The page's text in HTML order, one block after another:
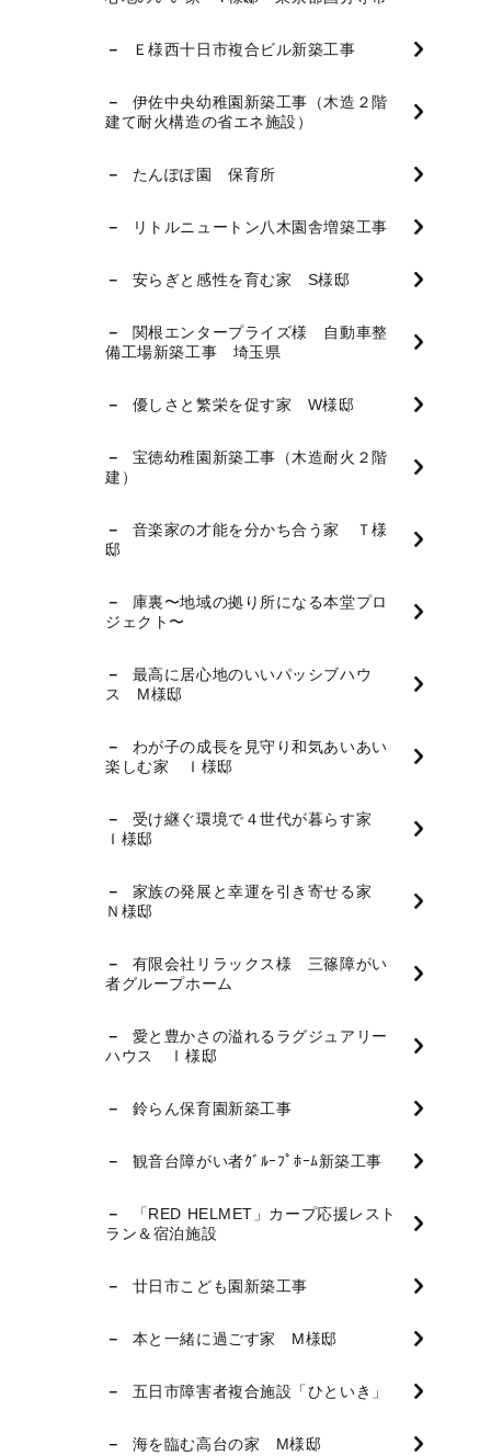
Ｅ様西十日市複合ビル新築工事
伊佐中央幼稚園新築工事（木造２階
建て耐火構造の省エネ施設）
たんぽぽ園 保育所
リトルニュートン八木園舎増築工事
安らぎと感性を育む家 S様邸
関根エンタープライズ様 自動車整
備工場新築工事 埼玉県
優しさと繁栄を促す家 W様邸
宝徳幼稚園新築工事（木造耐火２階
建）
音楽家の才能を分かち合う家 Ｔ様
邸
庫裏〜地域の拠り所になる本堂プロ
ジェクト〜
最高に居心地のいいパッシブハウ
ス M様邸
わが子の成長を見守り和気あいあい
楽しむ家 Ｉ様邸
受け継ぐ環境で４世代が暮らす家
Ｉ様邸
家族の発展と幸運を引き寄せる家
Ｎ様邸
有限会社リラックス様 三篠障がい
者グループホーム
愛と豊かさの溢れるラグジュアリー
ハウス Ⅰ様邸
鈴らん保育園新築工事
観音台障がい者ｸﾞﾙｰﾌﾟﾎｰﾑ新築工事
「RED HELMET」カープ応援レスト
ラン＆宿泊施設
廿日市こども園新築工事
本と一緒に過ごす家 M様邸
五日市障害者複合施設「ひといき」
海を臨む高台の家 M様邸